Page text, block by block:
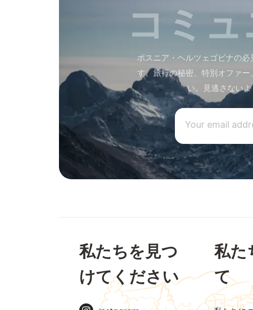
コミ
ボスニア・ヘルツェゴビナの
す。旅行の秘密、特別オファ
い。見逃さない
私たちを見つ
けてください
私た
て